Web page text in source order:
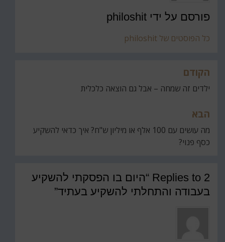
פורסם על ידי philoshit
כל הפוסטים של philoshit
ניווט
הקודם
ילדים זה שמחה – אבל גם הוצאה כלכלית
הבא
מה עושים עם 100 אלף או מיליון ש"ח? איך כדאי להשקיע
כסף פנוי?
2 Replies to “היום בו הפסקתי להשקיע
בעבודה והתחלתי להשקיע בעתיד”